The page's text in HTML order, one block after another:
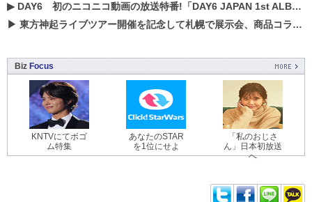
▶ DAY6 初のニコニコ動画の放送特番!「DAY6 JAPAN 1st ALBUM「UNLOCK」発売記念 ライブ@ニコ生」を配信決定!
▶ 東方神起ライブツアー開催を記念して札幌で展示会、商品コラボが実現！！
Biz Focus
KNTVにてボゴ
ム特集
あなたのSTAR
を1位にせよ
「私のおじさ
ん」日本初放送
へ